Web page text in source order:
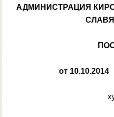
АДМИНИСТРАЦИЯ
от